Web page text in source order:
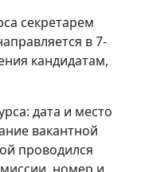
секретарем
в 7-
кандидатам,
дата и место
вакантной
проводился